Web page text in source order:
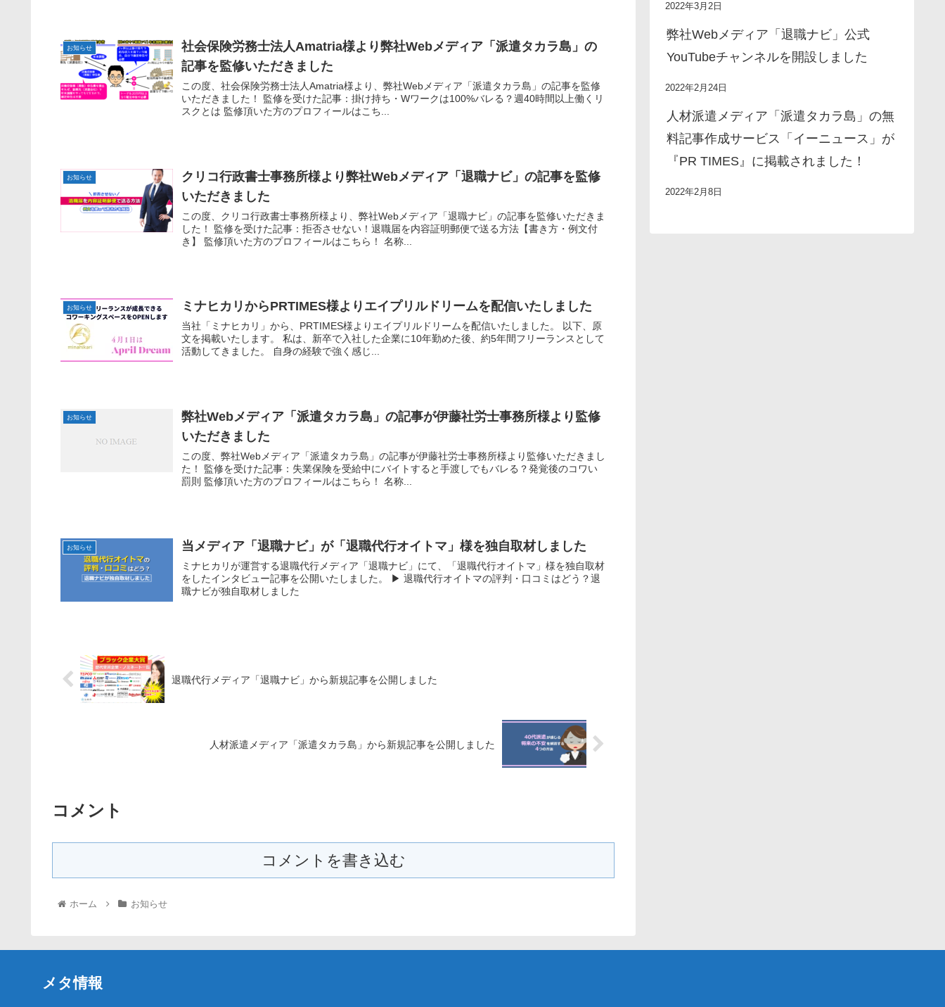
お知らせ
社会保険労務士法人Amatria様より弊社Webメディア「派遣タカラ島」の
記事を監修いただきました
この度、社会保険労務士法人Amatria様より、弊社Webメディア「派遣タカラ島」の記事を監修
いただきました！ 監修を受けた記事：掛け持ち・Wワークは100%バレる？週40時間以上働くリ
スクとは 監修頂いた方のプロフィールはこち...
お知らせ
クリコ行政書士事務所様より弊社Webメディア「退職ナビ」の記事を監修
いただきました
この度、クリコ行政書士事務所様より、弊社Webメディア「退職ナビ」の記事を監修いただきま
した！ 監修を受けた記事：拒否させない！退職届を内容証明郵便で送る方法【書き方・例文付
き】 監修頂いた方のプロフィールはこちら！ 名称...
お知らせ ミナヒカリからPRTIMES様よりエイプリルドリームを配信いたしました
当社「ミナヒカリ」から、PRTIMES様よりエイプリルドリームを配信いたしました。 以下、原
文を掲載いたします。 私は、新卒で入社した企業に10年勤めた後、約5年間フリーランスとして
活動してきました。 自身の経験で強く感じ...
お知らせ
弊社Webメディア「派遣タカラ島」の記事が伊藤社労士事務所様より監修
いただきました
この度、弊社Webメディア「派遣タカラ島」の記事が伊藤社労士事務所様より監修いただきまし
た！ 監修を受けた記事：失業保険を受給中にバイトすると手渡しでもバレる？発覚後のコワい
罰則 監修頂いた方のプロフィールはこちら！ 名称...
お知らせ 当メディア「退職ナビ」が「退職代行オイトマ」様を独自取材しました
ミナヒカリが運営する退職代行メディア「退職ナビ」にて、「退職代行オイトマ」様を独自取材
をしたインタビュー記事を公開いたしました。 ▶ 退職代行オイトマの評判・口コミはどう？退
職ナビが独自取材しました
退職代行メディア「退職ナビ」から新規記事を公開しました
人材派遣メディア「派遣タカラ島」から新規記事を公開しました
コメント
コメントを書き込む
ホーム お知らせ
2022年3月2日
弊社Webメディア「退職ナビ」公式
YouTubeチャンネルを開設しました
2022年2月24日
人材派遣メディア「派遣タカラ島」の無
料記事作成サービス「イーニュース」が
『PR TIMES』に掲載されました！
2022年2月8日
メタ情報